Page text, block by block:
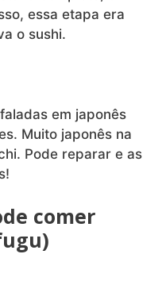
essa etapa era
o sushi.
em japonês
Muito japonês na
Pode reparar e as
comer